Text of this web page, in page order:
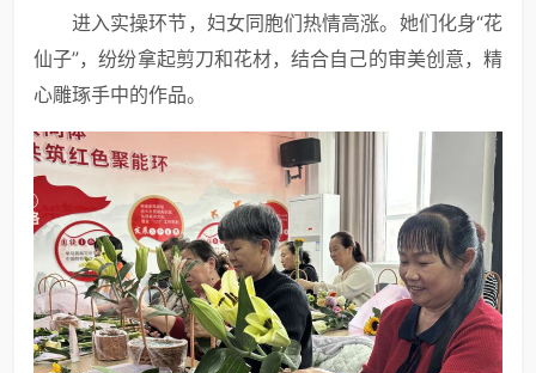
进入实操环节，妇女同胞们热情高涨。她们化身“花
仙子”，纷纷拿起剪刀和花材，结合自己的审美创意，精
心雕琢手中的作品。